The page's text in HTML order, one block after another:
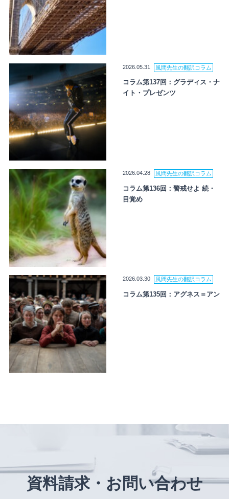
2026.05.31 風間先生の翻訳コラム
コラム第137回：グラディス・ナ
イト・プレゼンツ
2026.04.28 風間先生の翻訳コラム
コラム第136回：警戒せよ 続・
目覚め
2026.03.30 風間先生の翻訳コラム
コラム第135回：アグネス＝アン
資料請求・お問い合わせ